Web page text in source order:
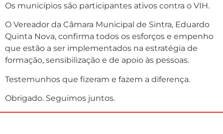
Os municípios são participantes ativos contra o VIH.
O Vereador da Câmara Municipal de Sintra, Eduardo
Quinta Nova, confirma todos os esforços e empenho
que estão a ser implementados na estratégia de
formação, sensibilização e de apoio às pessoas.
Testemunhos que fizeram e fazem a diferença.
Obrigado. Seguimos juntos.